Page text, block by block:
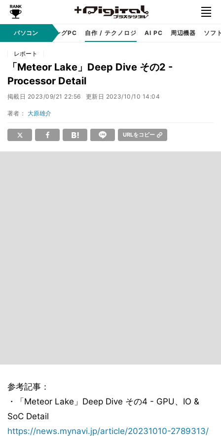
パソコン
PC本体 ゲーミングPC 自作 / テクノロジ AI PC 周辺機器 ソフ
レポート
「Meteor Lake」Deep Dive その2 -
Processor Detail
掲載日 2023/09/21 22:56 更新日 2023/10/10 14:04
著者： 大原雄介
URLをコピー
参考記事：
・「Meteor Lake」Deep Dive その4 - GPU、IO &
SoC Detail
https://news.mynavi.jp/article/20231010-2789313/